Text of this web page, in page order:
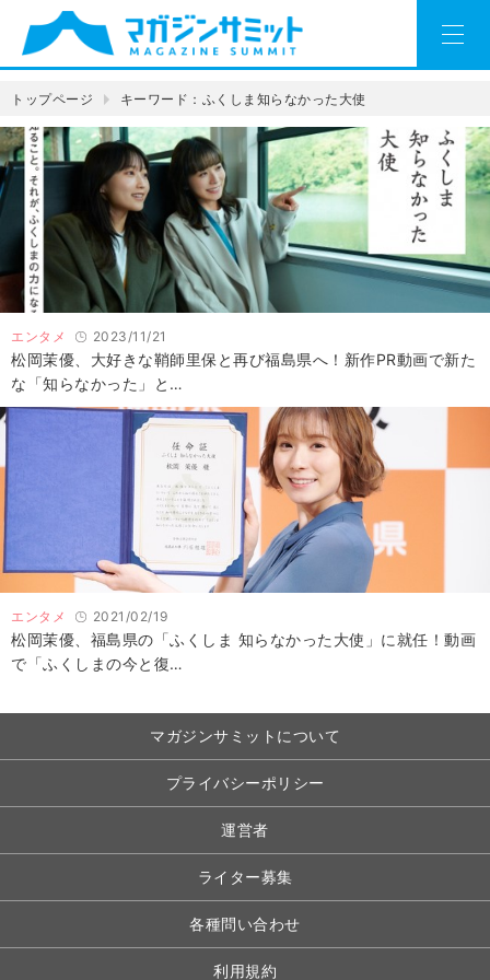
トップページ キーワード：ふくしま知らなかった大使
エンタメ 2023/11/21
松岡茉優、大好きな鞘師里保と再び福島県へ！新作PR動画で新た
な「知らなかった」と…
エンタメ 2021/02/19
松岡茉優、福島県の「ふくしま 知らなかった大使」に就任！動画
で「ふくしまの今と復…
マガジンサミットについて
プライバシーポリシー
運営者
ライター募集
各種問い合わせ
利用規約